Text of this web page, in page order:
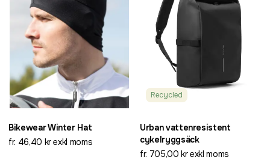
Bikewear Winter Hat
fr. 46,40 kr exkl moms
Recycled
Urban vattenresistent
cykelryggsäck
fr. 705,00 kr exkl moms